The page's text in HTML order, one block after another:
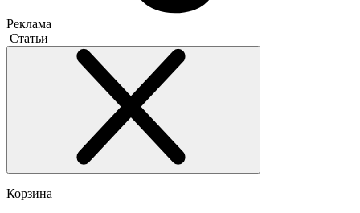
Реклама
Статьи
Корзина